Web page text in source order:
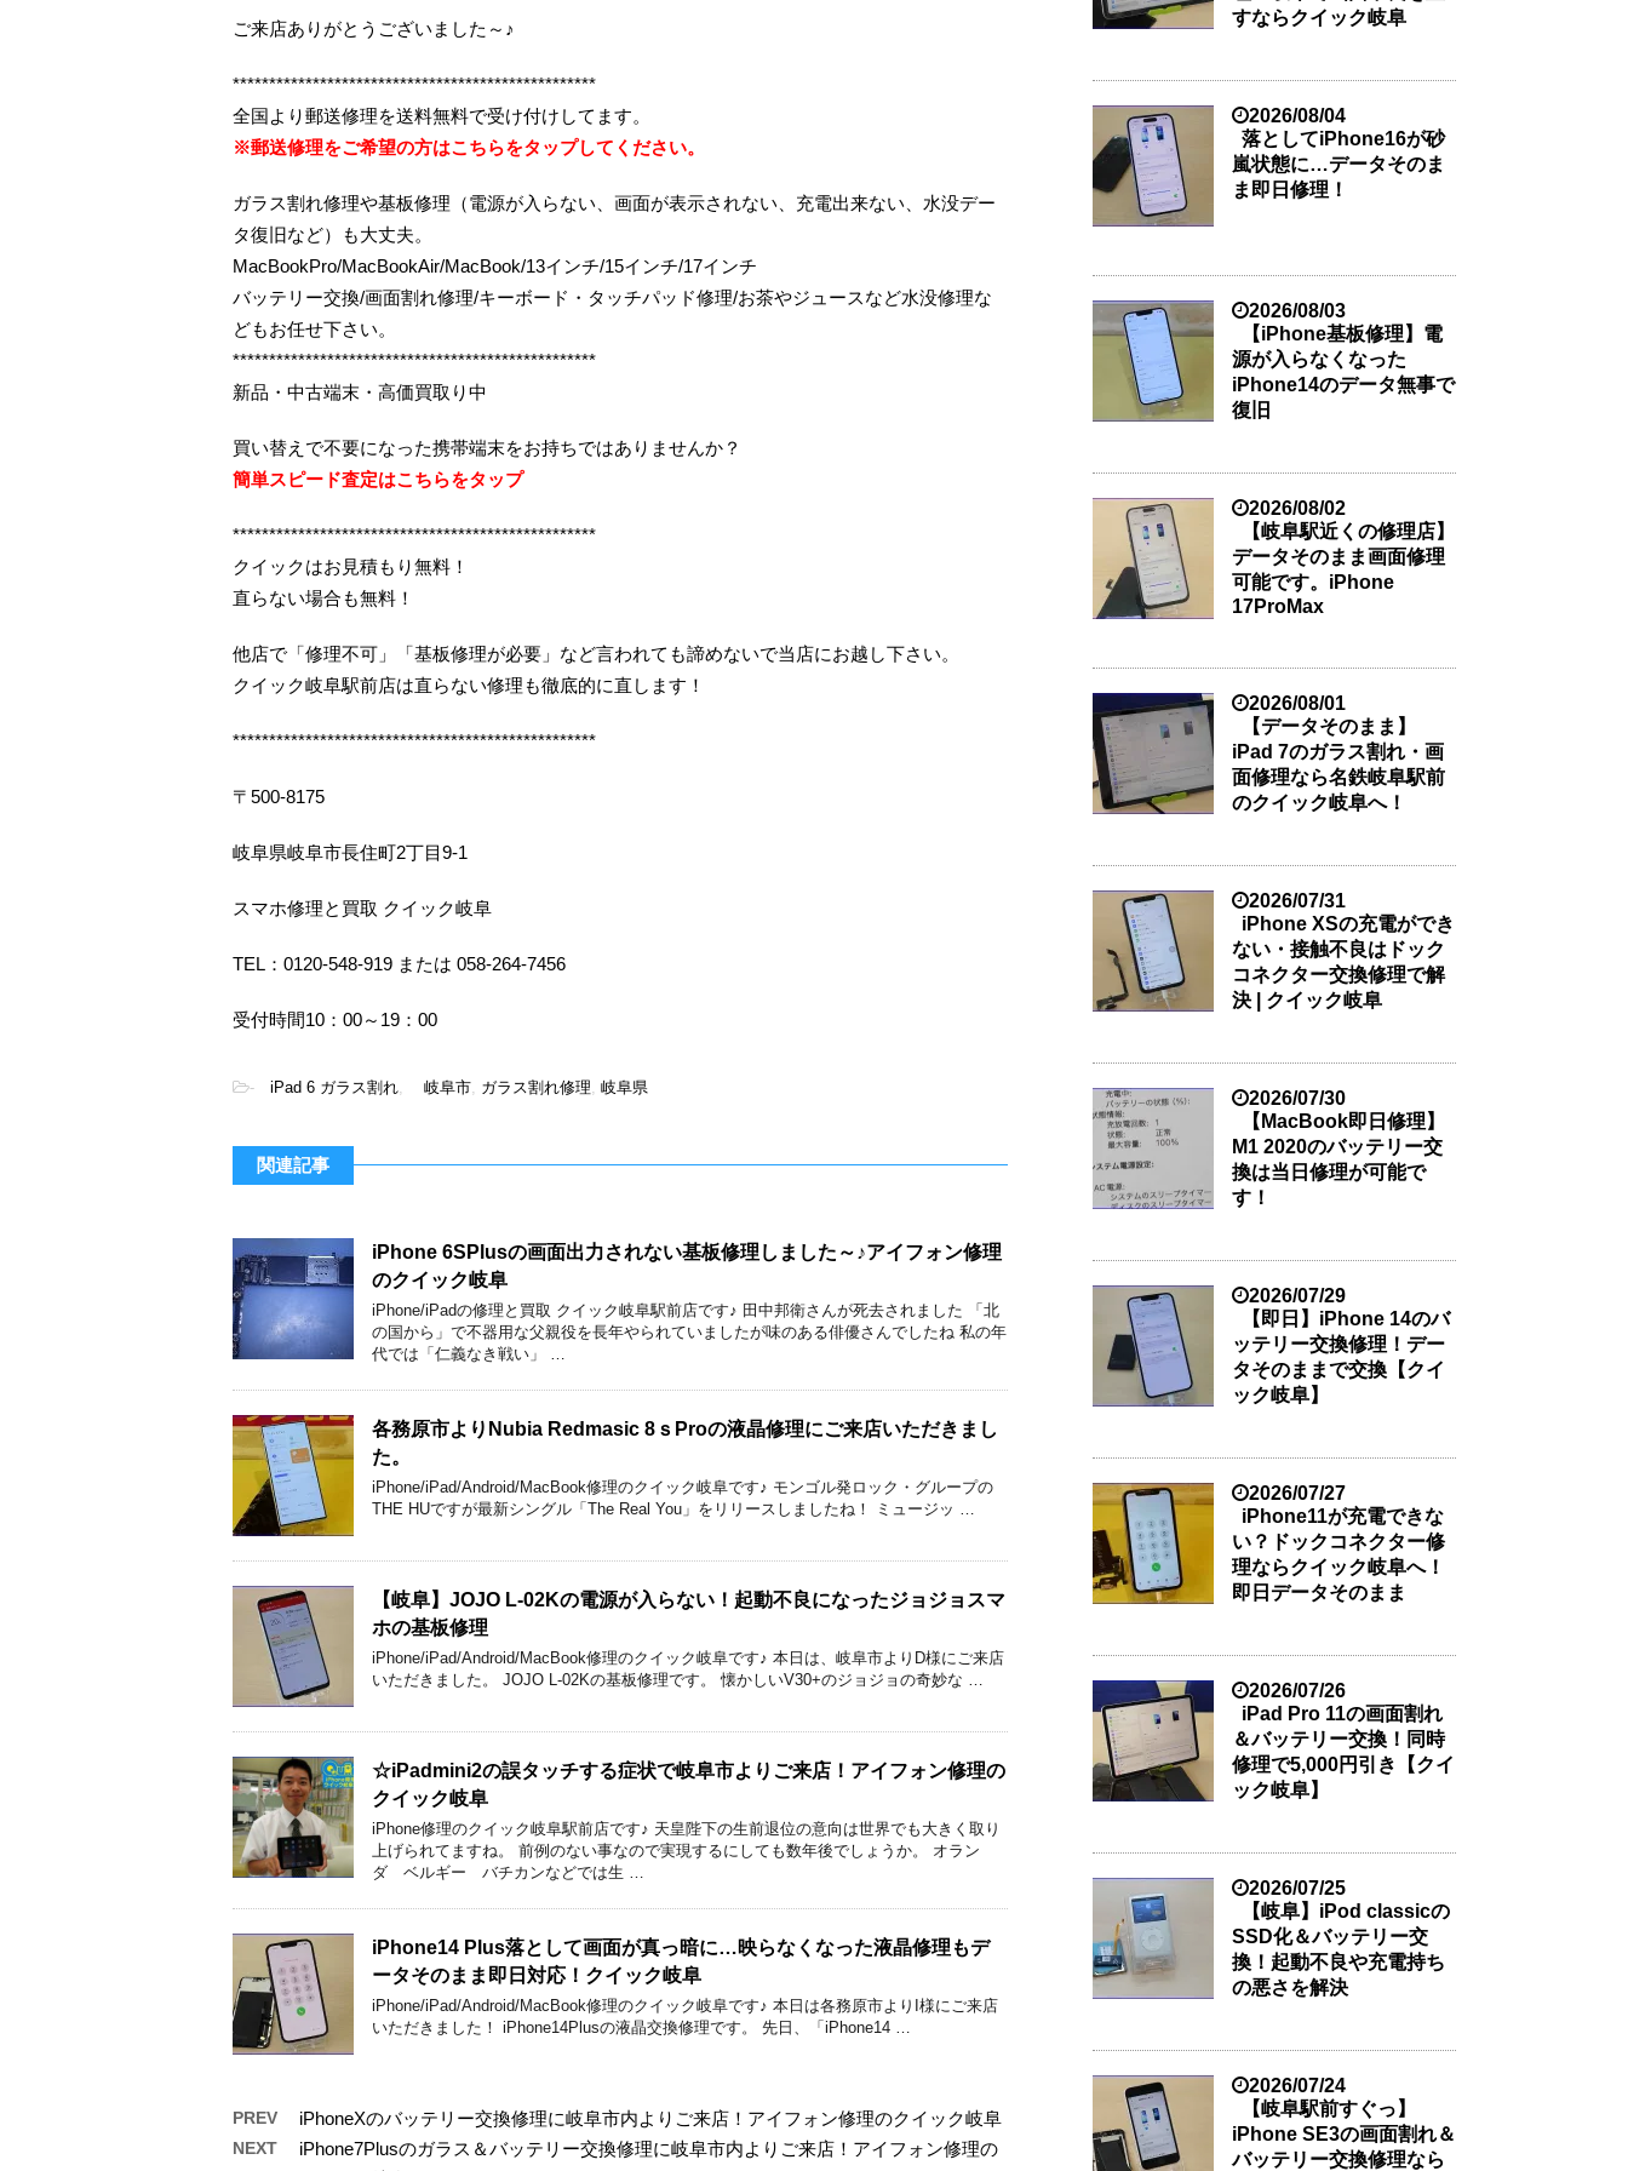
ご来店ありがとうございました～♪
**************************************************
全国より郵送修理を送料無料で受け付けしてます。
※郵送修理をご希望の方はこちらをタップしてください。
ガラス割れ修理や基板修理（電源が入らない、画面が表示されない、充電出来ない、水没デー
タ復旧など）も大丈夫。
MacBookPro/MacBookAir/MacBook/13インチ/15インチ/17インチ
バッテリー交換/画面割れ修理/キーボード・タッチパッド修理/お茶やジュースなど水没修理な
どもお任せ下さい。
**************************************************
新品・中古端末・高価買取り中
買い替えで不要になった携帯端末をお持ちではありませんか？
簡単スピード査定はこちらをタップ
**************************************************
クイックはお見積もり無料！
直らない場合も無料！
他店で「修理不可」「基板修理が必要」など言われても諦めないで当店にお越し下さい。
クイック岐阜駅前店は直らない修理も徹底的に直します！
**************************************************
〒500-8175
岐阜県岐阜市長住町2丁目9-1
スマホ修理と買取 クイック岐阜
TEL：0120-548-919 または 058-264-7456
受付時間10：00～19：00
- iPad 6 ガラス割れ, 岐阜市, ガラス割れ修理, 岐阜県
関連記事
iPhone 6SPlusの画面出力されない基板修理しました～♪アイフォン修理
のクイック岐阜
iPhone/iPadの修理と買取 クイック岐阜駅前店です♪ 田中邦衛さんが死去されました 「北
の国から」で不器用な父親役を長年やられていましたが味のある俳優さんでしたね 私の年
代では「仁義なき戦い」 …
各務原市よりNubia Redmasic 8ｓProの液晶修理にご来店いただきまし
た。
iPhone/iPad/Android/MacBook修理のクイック岐阜です♪ モンゴル発ロック・グループの
THE HUですが最新シングル「The Real You」をリリースしましたね！ ミュージッ …
【岐阜】JOJO L-02Kの電源が入らない！起動不良になったジョジョスマ
ホの基板修理
iPhone/iPad/Android/MacBook修理のクイック岐阜です♪ 本日は、岐阜市よりD様にご来店
いただきました。 JOJO L-02Kの基板修理です。 懐かしいV30+のジョジョの奇妙な …
☆iPadmini2の誤タッチする症状で岐阜市よりご来店！アイフォン修理の
クイック岐阜
iPhone修理のクイック岐阜駅前店です♪ 天皇陛下の生前退位の意向は世界でも大きく取り
上げられてますね。 前例のない事なので実現するにしても数年後でしょうか。 オラン
ダ ベルギー バチカンなどでは生 …
iPhone14 Plus落として画面が真っ暗に…映らなくなった液晶修理もデ
ータそのまま即日対応！クイック岐阜
iPhone/iPad/Android/MacBook修理のクイック岐阜です♪ 本日は各務原市よりI様にご来店
いただきました！ iPhone14Plusの液晶交換修理です。 先日、「iPhone14 …
PREV iPhoneXのバッテリー交換修理に岐阜市内よりご来店！アイフォン修理のクイック岐阜
NEXT
iPhone7Plusのガラス＆バッテリー交換修理に岐阜市内よりご来店！アイフォン修理の
すならクイック岐阜
2026/08/04
落としてiPhone16が砂
嵐状態に…データそのま
ま即日修理！
2026/08/03
【iPhone基板修理】電
源が入らなくなった
iPhone14のデータ無事で
復旧
2026/08/02
【岐阜駅近くの修理店】
データそのまま画面修理
可能です。iPhone
17ProMax
2026/08/01
【データそのまま】
iPad 7のガラス割れ・画
面修理なら名鉄岐阜駅前
のクイック岐阜へ！
2026/07/31
iPhone XSの充電ができ
ない・接触不良はドック
コネクター交換修理で解
決 | クイック岐阜
2026/07/30
【MacBook即日修理】
M1 2020のバッテリー交
換は当日修理が可能で
す！
2026/07/29
【即日】iPhone 14のバ
ッテリー交換修理！デー
タそのままで交換【クイ
ック岐阜】
2026/07/27
iPhone11が充電できな
い？ドックコネクター修
理ならクイック岐阜へ！
即日データそのまま
2026/07/26
iPad Pro 11の画面割れ
＆バッテリー交換！同時
修理で5,000円引き【クイ
ック岐阜】
2026/07/25
【岐阜】iPod classicの
SSD化＆バッテリー交
換！起動不良や充電持ち
の悪さを解決
2026/07/24
【岐阜駅前すぐっ】
iPhone SE3の画面割れ＆
バッテリー交換修理なら